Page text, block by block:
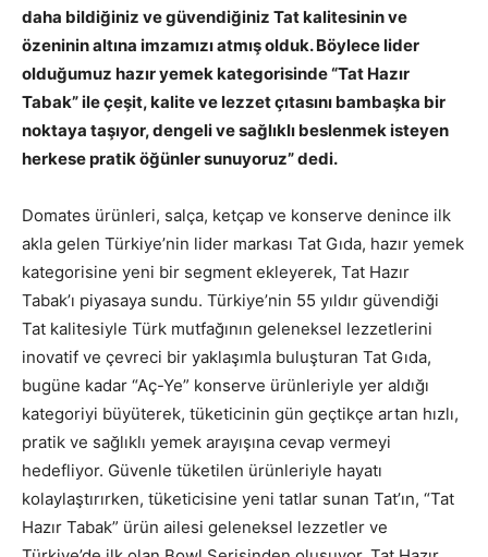
daha bildiğiniz ve güvendiğiniz Tat kalitesinin ve
özeninin altına imzamızı atmış olduk. Böylece lider
olduğumuz hazır yemek kategorisinde “Tat Hazır
Tabak” ile çeşit, kalite ve lezzet çıtasını bambaşka bir
noktaya taşıyor, dengeli ve sağlıklı beslenmek isteyen
herkese pratik öğünler sunuyoruz” dedi.
Domates ürünleri, salça, ketçap ve konserve denince ilk
akla gelen Türkiye’nin lider markası Tat Gıda, hazır yemek
kategorisine yeni bir segment ekleyerek, Tat Hazır
Tabak’ı piyasaya sundu. Türkiye’nin 55 yıldır güvendiği
Tat kalitesiyle Türk mutfağının geleneksel lezzetlerini
inovatif ve çevreci bir yaklaşımla buluşturan Tat Gıda,
bugüne kadar “Aç-Ye” konserve ürünleriyle yer aldığı
kategoriyi büyüterek, tüketicinin gün geçtikçe artan hızlı,
pratik ve sağlıklı yemek arayışına cevap vermeyi
hedefliyor. Güvenle tüketilen ürünleriyle hayatı
kolaylaştırırken, tüketicisine yeni tatlar sunan Tat’ın, “Tat
Hazır Tabak” ürün ailesi geleneksel lezzetler ve